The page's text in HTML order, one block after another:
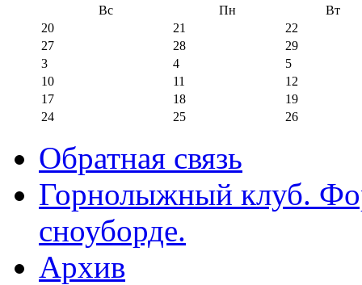
Вс
Пн
Вт
20
21
22
27
28
29
3
4
5
10
11
12
17
18
19
24
25 26
Обратная связь
Горнолыжный клуб.
сноуборде.
Архив